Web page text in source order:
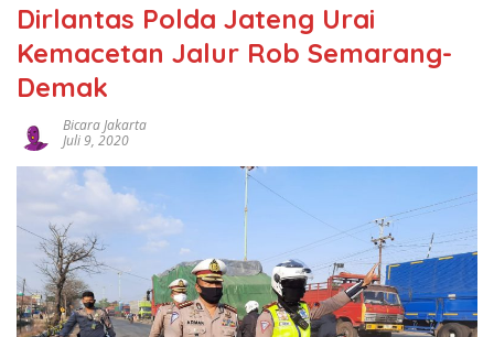
Dirlantas Polda Jateng Urai
Kemacetan Jalur Rob Semarang-
Demak
Bicara Jakarta
Juli 9, 2020